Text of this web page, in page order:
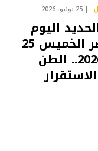
25 يونيو، 2026
اليوم
في مصر الخميس 25
يونيو 2026.. الطن